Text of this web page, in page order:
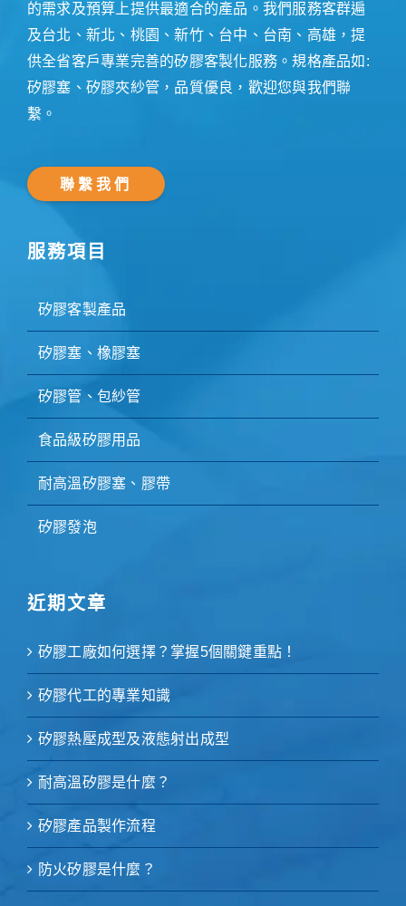
的需求及預算上提供最適合的產品。我們服務客群遍
及台北、新北、桃園、新竹、台中、台南、高雄，提
供全省客戶專業完善的矽膠客製化服務。規格產品如:
矽膠塞、矽膠夾紗管，品質優良，歡迎您與我們聯
繫。
聯繫我們
服務項目
矽膠客製產品
矽膠塞、橡膠塞
矽膠管、包紗管
食品級矽膠用品
耐高溫矽膠塞、膠帶
矽膠發泡
近期文章
矽膠工廠如何選擇？掌握5個關鍵重點！
矽膠代工的專業知識
矽膠熱壓成型及液態射出成型
耐高溫矽膠是什麼？
矽膠產品製作流程
防火矽膠是什麼？